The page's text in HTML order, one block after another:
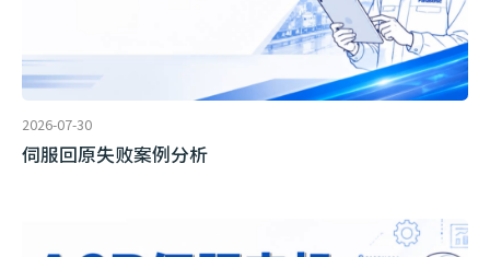
2026-07-30
伺服回原失败案例分析